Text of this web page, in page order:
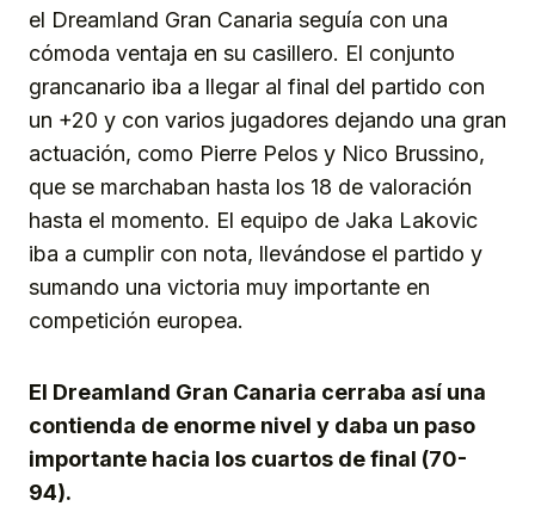
el Dreamland Gran Canaria seguía con una
cómoda ventaja en su casillero. El conjunto
grancanario iba a llegar al final del partido con
un +20 y con varios jugadores dejando una gran
actuación, como Pierre Pelos y Nico Brussino,
que se marchaban hasta los 18 de valoración
hasta el momento. El equipo de Jaka Lakovic
iba a cumplir con nota, llevándose el partido y
sumando una victoria muy importante en
competición europea.
El Dreamland Gran Canaria cerraba así una
contienda de enorme nivel y daba un paso
importante hacia los cuartos de final (70-
94).